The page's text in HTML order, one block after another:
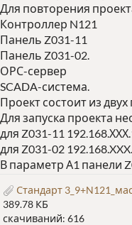
Для повторения
Контроллер N121
Панель Z031-11
Панель Z031-02.
ОРС-сервер
SCADA-система.
Проект состоит из
Для запуска проекта
для Z031-11
для Z031-02
В параметр А1 панели
Стандарт
389.78 КБ
скачиваний: 616